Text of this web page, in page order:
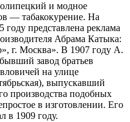
и модное
— табакокурение. На
году представлена реклама
Абрама Катыка:
г. Москва». В 1907 году А.
завод братьев
на улице
выпускавший
производства подобных
в изготовлении. Его
в 1909 году.